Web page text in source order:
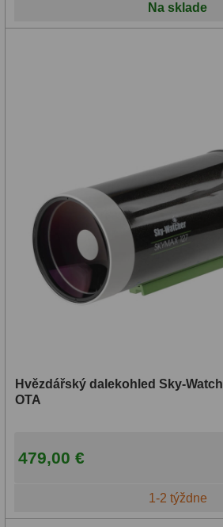
Na sklade
Hvězdářský dalekohled Sky-
OTA
479,00 €
1-2 týždne